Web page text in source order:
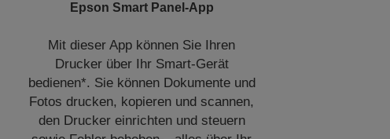
Epson Smart Panel-App
Mit dieser App können Sie Ihren
Drucker über Ihr Smart-Gerät
bedienen*. Sie können Dokumente und
Fotos drucken, kopieren und scannen,
den Drucker einrichten und steuern